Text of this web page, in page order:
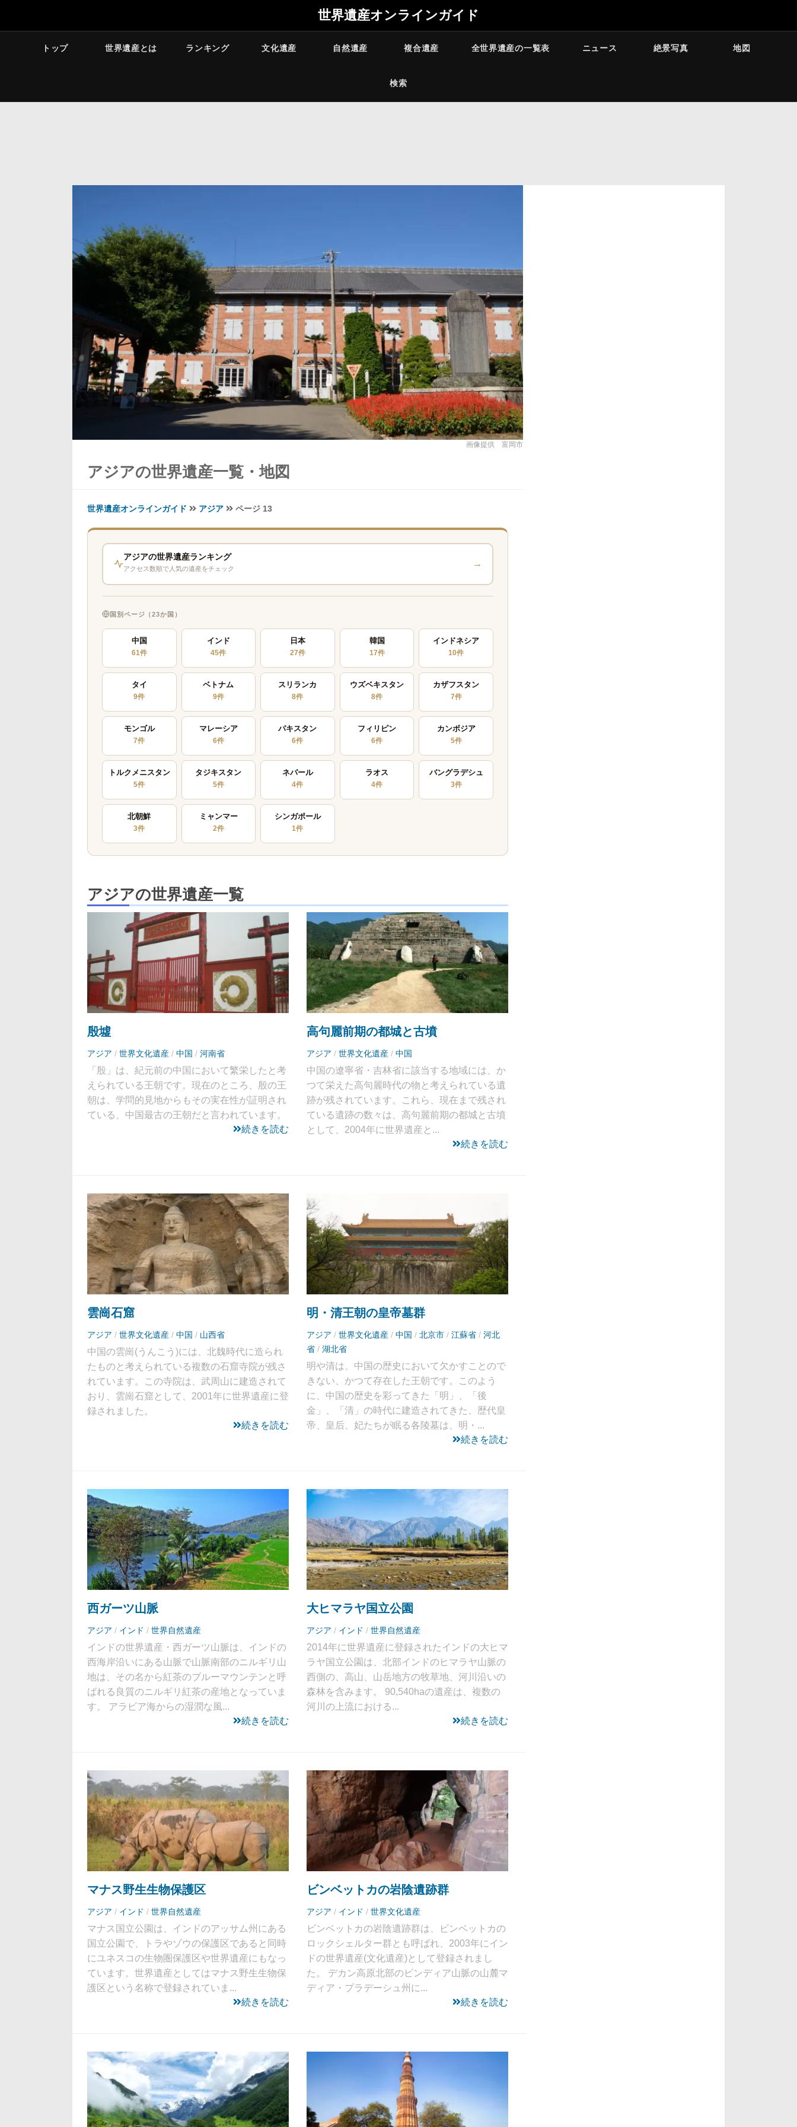
世界遺産オンラインガイド
トップ 世界遺産とは ランキング 文化遺産 自然遺産 複合遺産 全世界遺産の一覧表 ニュース 絶景写真 地図
検索
画像提供 富岡市
アジアの世界遺産一覧・地図
世界遺産オンラインガイド アジア ページ 13
アジアの世界遺産ランキング
アクセス数順で人気の遺産をチェック →
国別ページ（23か国）
中国
61件
インド
45件
日本
27件
韓国
17件
インドネシア
10件
タイ
9件
ベトナム
9件
スリランカ
8件
ウズベキスタン
8件
カザフスタン
7件
モンゴル
7件
マレーシア
6件
パキスタン
6件
フィリピン
6件
カンボジア
5件
トルクメニスタン
5件
タジキスタン
5件
ネパール
4件
ラオス
4件
バングラデシュ
3件
北朝鮮
3件
ミャンマー
2件
シンガポール
1件
アジアの世界遺産一覧
殷墟
アジア / 世界文化遺産 / 中国 / 河南省
「殷」は、紀元前の中国において繁栄したと考
えられている王朝です。現在のところ、殷の王
朝は、学問的見地からもその実在性が証明され
ている、中国最古の王朝だと言われています。
続きを読む
高句麗前期の都城と古墳
アジア / 世界文化遺産 / 中国
中国の遼寧省・吉林省に該当する地域には、か
つて栄えた高句麗時代の物と考えられている遺
跡が残されています。これら、現在まで残され
ている遺跡の数々は、高句麗前期の都城と古墳
として、2004年に世界遺産と...
続きを読む
雲崗石窟
アジア / 世界文化遺産 / 中国 / 山西省
中国の雲崗(うんこう)には、北魏時代に造られ
たものと考えられている複数の石窟寺院が残さ
れています。この寺院は、武周山に建造されて
おり、雲崗石窟として、2001年に世界遺産に登
録されました。
続きを読む
明・清王朝の皇帝墓群
アジア / 世界文化遺産 / 中国 / 北京市 / 江蘇省 / 河北
省 / 湖北省
明や清は、中国の歴史において欠かすことので
きない、かつて存在した王朝です。このよう
に、中国の歴史を彩ってきた「明」、「後
金」、「清」の時代に建造されてきた、歴代皇
帝、皇后、妃たちが眠る各陵墓は、明・...
続きを読む
西ガーツ山脈
アジア / インド / 世界自然遺産
インドの世界遺産・西ガーツ山脈は、インドの
西海岸沿いにある山脈で山脈南部のニルギリ山
地は、その名から紅茶のブルーマウンテンと呼
ばれる良質のニルギリ紅茶の産地となっていま
す。 アラビア海からの湿潤な風...
続きを読む
大ヒマラヤ国立公園
アジア / インド / 世界自然遺産
2014年に世界遺産に登録されたインドの大ヒマ
ラヤ国立公園は、北部インドのヒマラヤ山脈の
西側の、高山、山岳地方の牧草地、河川沿いの
森林を含みます。 90,540haの遺産は、複数の
河川の上流における...
続きを読む
マナス野生生物保護区
アジア / インド / 世界自然遺産
マナス国立公園は、インドのアッサム州にある
国立公園で、トラやゾウの保護区であると同時
にユネスコの生物圏保護区や世界遺産にもなっ
ています。世界遺産としてはマナス野生生物保
護区という名称で登録されていま...
続きを読む
ビンベットカの岩陰遺跡群
アジア / インド / 世界文化遺産
ビンベットカの岩陰遺跡群は、ビンベットカの
ロックシェルター群とも呼ばれ、2003年にイン
ドの世界遺産(文化遺産)として登録されまし
た。 デカン高原北部のビンディア山脈の山麓マ
ディア・プラデーシュ州に...
続きを読む